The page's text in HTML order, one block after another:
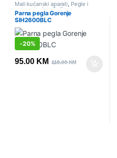
Mali kućanski aparati, Pegle i
parne stanice ,Sniženo
Parna pegla Gorenje
SIH2600BLC
-20%
95.00 KM 119.00KM